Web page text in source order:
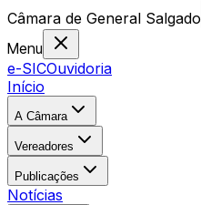
Câmara de General Salgado
Menu
e-SICOuvidoria
Início
A Câmara
Vereadores
Publicações
Notícias